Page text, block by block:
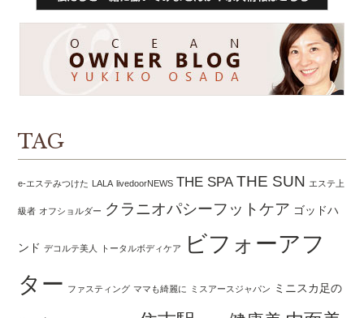
TAG
e-エステみつけた LALA livedoorNEWS THE SPA THE SUN エステ上
級者 オフショルダー クラニオパシーフットケア ゴッドハ
ンド デコルテ美人 トータルボディケア
ビフォーアフ
ター ファスティング ママも綺麗に ミスアースジャパン ミニスカ足の